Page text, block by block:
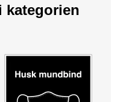
som skilte der bliver
plastik
kategorien